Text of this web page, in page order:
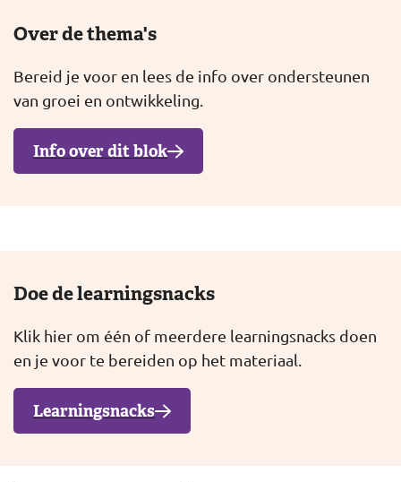
Over de thema's
Bereid je voor en lees de info over ondersteunen
van groei en ontwikkeling.
Info over dit blok
Doe de learningsnacks
Klik hier om één of meerdere learningsnacks doen
en je voor te bereiden op het materiaal.
Learningsnacks